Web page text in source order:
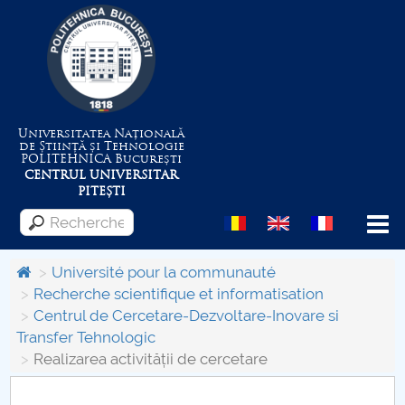
Universitatea Națională
de Știință și Tehnologie
POLITEHNICABucurești
CENTRUL UNIVERSITAR
PITEȘTI
Menu
Despre Universitate
Centrul de Management al Proiectelor
Université pour la communauté
Recherche scientifique et informatisation
Centrul de Cercetare-Dezvoltare-Inovare si
Transfer Tehnologic
Realizarea activității de cercetare